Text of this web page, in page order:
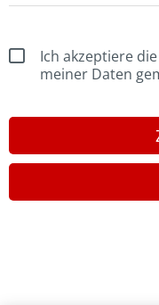
Ich akzeptiere
meiner Daten